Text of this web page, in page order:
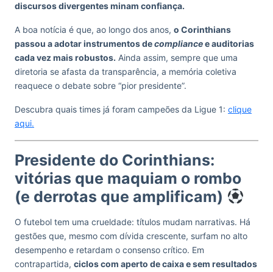
discursos divergentes minam confiança.
A boa notícia é que, ao longo dos anos, o Corinthians
passou a adotar instrumentos decompliancee auditorias
cada vez mais robustos. Ainda assim, sempre que uma
diretoria se afasta da transparência, a memória coletiva
reaquece o debate sobre “pior presidente”.
Descubra quais times já foram campeões da Ligue 1: clique
aqui.
Presidente do Corinthians:
vitórias que maquiam o rombo
(e derrotas que amplificam)
O futebol tem uma crueldade: títulos mudam narrativas. Há
gestões que, mesmo com dívida crescente, surfam no alto
desempenho e retardam o consenso crítico. Em
contrapartida, ciclos com aperto de caixa e sem resultados